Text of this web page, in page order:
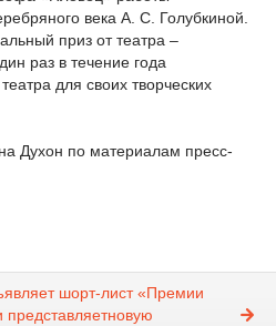
века А. С. Голубкиной.
приз от театра –
раз в течение года
для своих творческих
Духон по материалам пресс-
шорт-лист «Премии
представляетновую